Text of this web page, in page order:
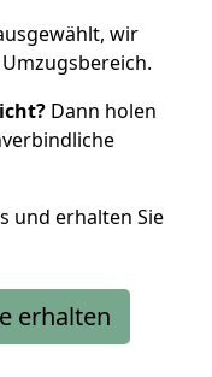
wir
Dann holen
und erhalten Sie
erhalten